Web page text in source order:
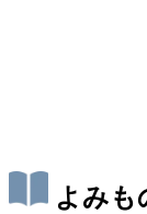
よみも